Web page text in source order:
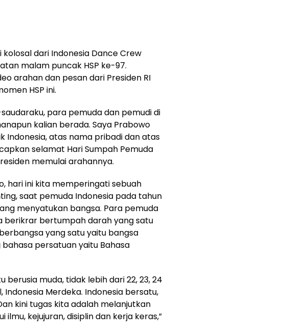
dari Indonesia Dance Crew
malam puncak HSP ke-97.
arahan dan pesan dari Presiden RI
HSP ini.
para pemuda dan pemudi di
kalian berada. Saya Prabowo
Indonesia, atas nama pribadi dan atas
selamat Hari Sumpah Pemuda
memulai arahannya.
hari ini kita memperingati sebuah
saat pemuda Indonesia pada tahun
menyatukan bangsa. Para pemuda
berikrar bertumpah darah yang satu
yang satu yaitu bangsa
bahasa persatuan yaitu Bahasa
berusia muda, tidak lebih dari 22, 23, 24
Indonesia Merdeka. Indonesia bersatu,
kini tugas kita adalah melanjutkan
kejujuran, disiplin dan kerja keras,”